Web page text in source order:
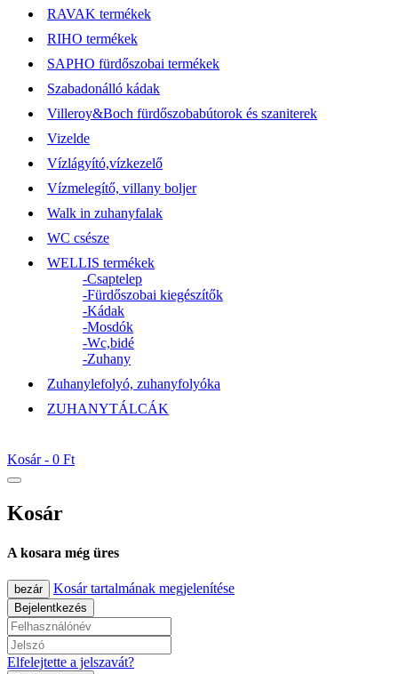
RAVAK termékek
RIHO termékek
SAPHO fürdőszobai termékek
Szabadonálló kádak
Villeroy&Boch fürdőszobabútorok és szaniterek
Vizelde
Vízlágyító,vízkezelő
Vízmelegítő, villany boljer
Walk in zuhanyfalak
WC csésze
WELLIS termékek
-Csaptelep
-Fürdőszobai kiegészítők
-Kádak
-Mosdók
-Wc,bidé
-Zuhany
Zuhanylefolyó, zuhanyfolyóka
ZUHANYTÁLCÁK
Kosár - 0 Ft
Kosár
A kosara még üres
bezár Kosár tartalmának megjelenítése
Bejelentkezés
Elfelejtette a jelszavát?